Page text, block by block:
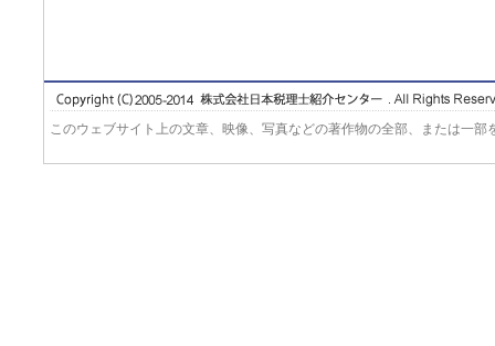
このウェブサイト上の文章、映像、写真などの著作物の全部、または一